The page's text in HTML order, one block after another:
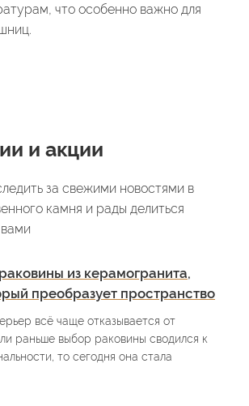
что особенно важно для
и акции
за свежими новостями в
камня и рады делиться
из керамогранита,
преобразует пространство
всё чаще отказывается от
раньше выбор раковины сводился к
то сегодня она стала